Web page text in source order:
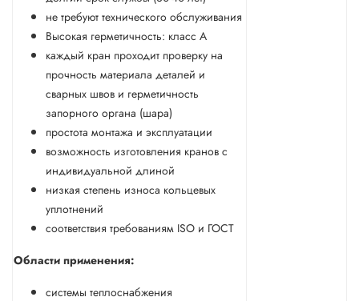
не требуют технического обслуживания
Высокая герметичность: класс А
каждый кран проходит проверку на
прочность материала деталей и
сварных швов и герметичность
запорного органа (шара)
простота монтажа и эксплуатации
возможность изготовления кранов с
индивидуальной длиной
низкая степень износа кольцевых
уплотнений
соответствия требованиям ISO и ГОСТ
Области применения:
системы теплоснабжения